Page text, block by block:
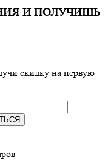
И ПОЛУЧИШЬ
скидку на первую